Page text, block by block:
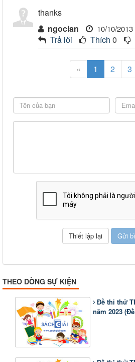
thanks
ngoclan
10/10/
Trả lời Thích 0
« 1 2 3
THEO DÒNG SỰ KIỆN
Đề thi thử
năm 2023